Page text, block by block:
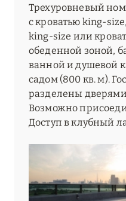
Трехуровневый
с кроватью king-
king-size или
обеденной зоной,
ванной и душевой
садом (800 кв. м).
разделены
Возможно
Доступ в клубный